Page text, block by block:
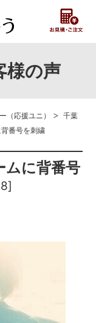
様の声
（応援ユニ） > 千葉
番号を刺繍
ムに背番号